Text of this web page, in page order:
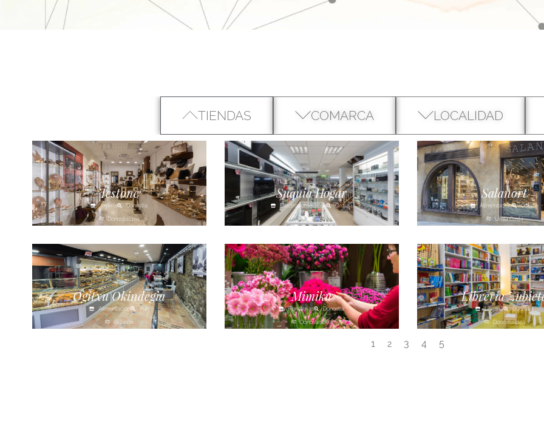
TIENDAS COMARCA LOCALIDAD
Testone
Joyería Donostia
Donostialdea
Suquia Hogar
Electrodomésticos Ordizia
Goierri
Salanort
Alimentación Getaria
Urola Costa
Ogitxu Okindegia
Alimentación Irún
Bidasoa
Mimiku
Floristerías Donostia
Donostialdea
Librería
Librería Donostia
Donostialdea
1 2 3 4 5